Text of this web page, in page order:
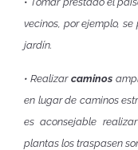
vecinos, por ejemplo,
jardín.
• Realizarcaminos
en lugar de caminos
es aconsejable
plantas los traspasen